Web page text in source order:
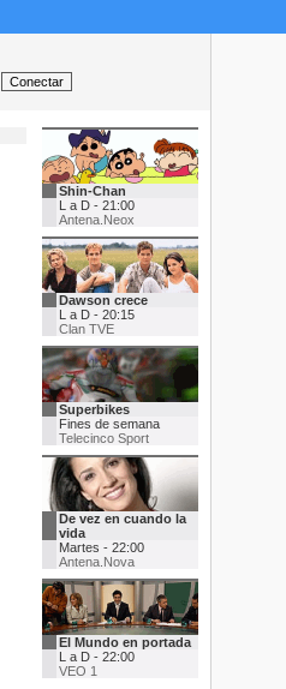
Shin-Chan
L a D - 21:00
Antena.Neox
Dawson crece
L a D - 20:15
Clan TVE
Superbikes
Fines de semana
Telecinco Sport
De vez en cuando la
vida
Martes - 22:00
Antena.Nova
El Mundo en portada
L a D - 22:00
VEO 1